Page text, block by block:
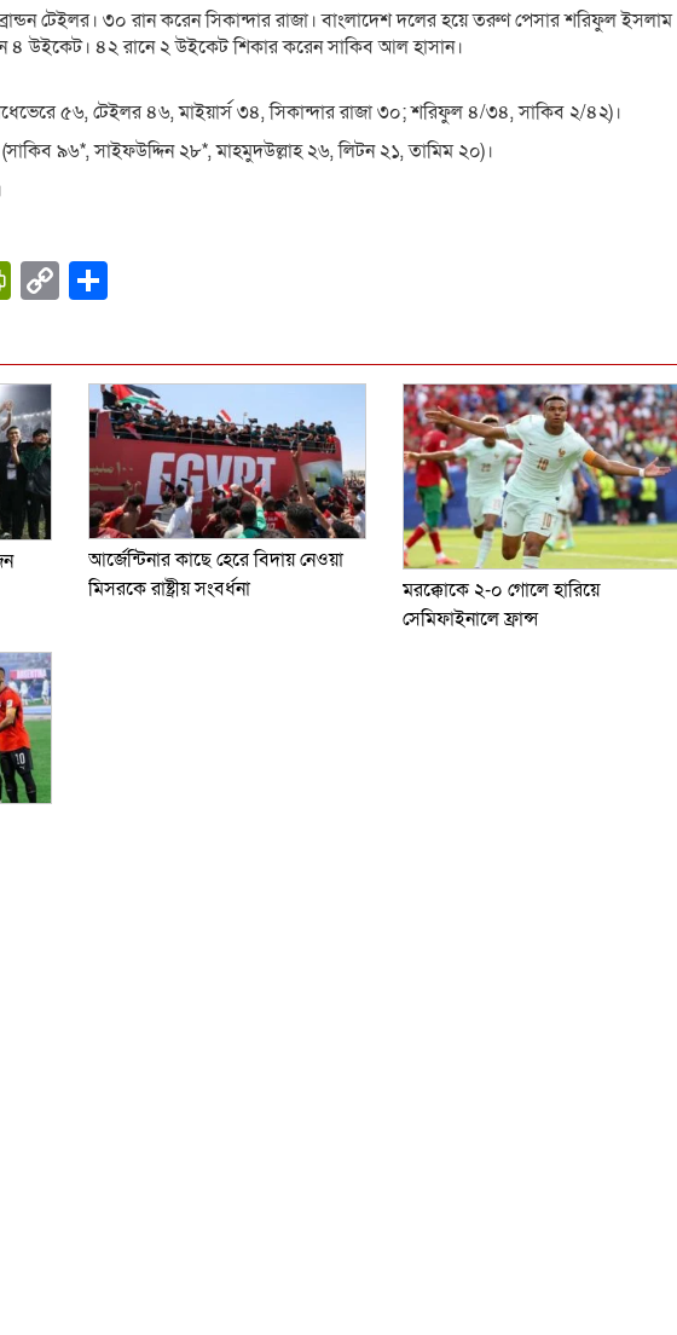
টেইলর। ৩০ রান করেন সিকান্দার রাজা। বাংলাদেশ দলের হয়ে তরুণ পেসার শরিফুল ইসলাম
৪ উইকেট। ৪২ রানে ২ উইকেট শিকার করেন সাকিব আল হাসান।
৫৬, টেইলর ৪৬, মাইয়ার্স ৩৪, সিকান্দার রাজা ৩০; শরিফুল ৪/৩৪, সাকিব ২/৪২)।
৯৬*, সাইফউদ্দিন ২৮*, মাহমুদউল্লাহ ২৬, লিটন ২১, তামিম ২০)।
PrintFriendly
Copy
আর্জেন্টিনার কাছে হেরে বিদায় নেওয়া
মিসরকে রাষ্ট্রীয় সংবর্ধনা
মরক্কোকে ২-০ গোলে হারিয়ে
সেমিফাইনালে ফ্রান্স